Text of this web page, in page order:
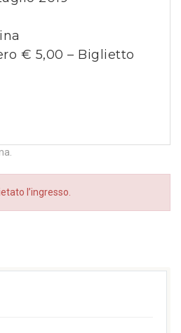
€ 5,00 – Biglietto
l’ingresso.